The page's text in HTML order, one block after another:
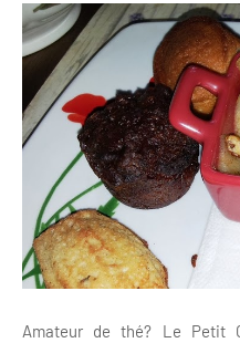
Amateur de thé? Le Petit